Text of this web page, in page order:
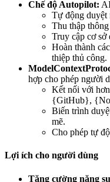
Chế độ Autopilot:
Tự động duyệt
Thu thập
Truy cập cơ sở
Hoàn thành
thiệp thủ công.
hợp cho phép người
Kết nối với
{GitHub},
Biến trình
mẽ.
Cho phép tự
Lợi ích cho người dùng
Tăng cường năng